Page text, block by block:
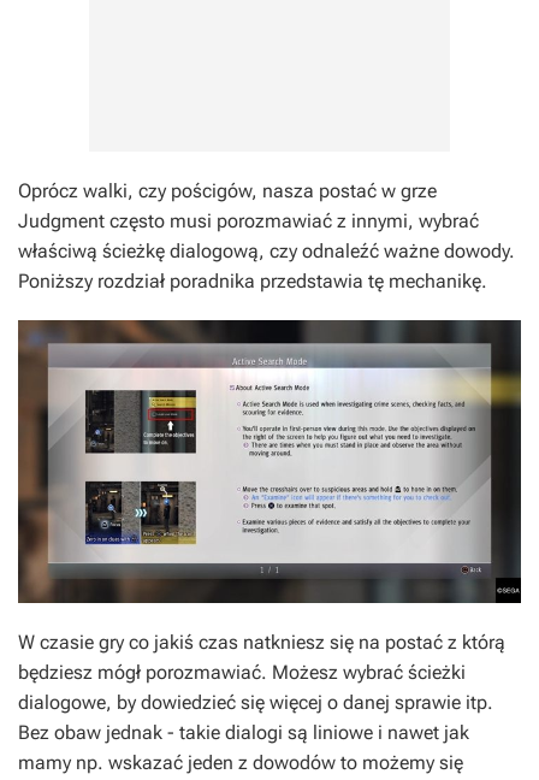
Oprócz walki, czy pościgów, nasza postać w grze
Judgment często musi porozmawiać z innymi, wybrać
właściwą ścieżkę dialogową, czy odnaleźć ważne dowody.
Poniższy rozdział poradnika przedstawia tę mechanikę.
W czasie gry co jakiś czas natkniesz się na postać z którą
będziesz mógł porozmawiać. Możesz wybrać ścieżki
dialogowe, by dowiedzieć się więcej o danej sprawie itp.
Bez obaw jednak - takie dialogi są liniowe i nawet jak
mamy np. wskazać jeden z dowodów to możemy się